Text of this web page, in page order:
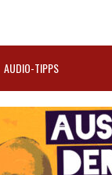
AUDIO-TIPPS